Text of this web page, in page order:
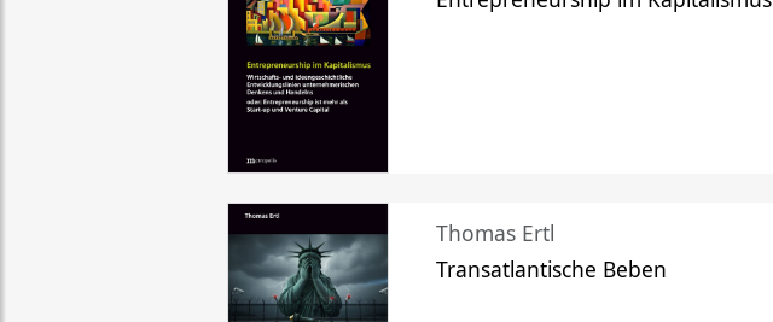
Thomas Ertl
Transatlantische Beben